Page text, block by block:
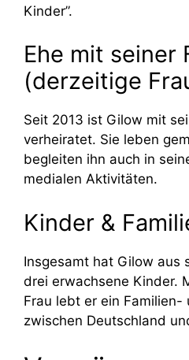
Kinder”.
Ehe mit seiner
(derzeitige
Seit 2013 ist Gilow mit
verheiratet. Sie leben
begleiten ihn auch in
medialen Aktivitäten.
Kinder &
Insgesamt hat Gilow aus
drei erwachsene Kinder.
Frau lebt er ein Familien-
zwischen Deutschland